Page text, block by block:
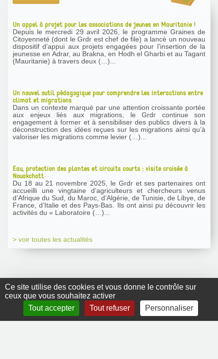
Ce site utilise des cookies et vous donne le contrôle sur
ceux que vous souhaitez activer
Tout accepter
Tout refuser Personnaliser
Un appel à projet pour les associations de jeunes en Mauritanie !
Depuis le mercredi 29 avril 2026, le programme Graines de
Citoyenneté (dont le Grdr est chef de file) a lancé un nouveau
dispositif d’appui aux projets engagées pour l’insertion de la
jeunesse en Adrar, au Brakna, en Hodh el Gharbi et au Tagant
(Mauritanie) à travers deux (…)...
Un nouvel outil pédagogique pour comprendre les interactions entre
climat et migrations
Dans un contexte marqué par une attention croissante portée
aux enjeux liés aux migrations, le Grdr continue son
engagement à former et à sensibiliser des publics divers à la
déconstruction des idées reçues sur les migrations ainsi qu’à
valoriser les migrations comme levier (…)...
Eau, protection des plantes et circuits courts : visite croisée à
Nouakchott
Du 18 au 21 novembre 2025, le Grdr et ses partenaires ont
accueilli une vingtaine d’agriculteurs et chercheurs venus
d’Afrique du Sud, du Maroc, d’Algérie, de Tunisie, de Libye, de
France, d’Italie et des Pays-Bas. Ils ont ainsi pu découvrir les
activités du « Laboratoire (…)...
> voir toutes les actualités
GRDR Copyright
2010 |RSS|Plan du site|Mentions légales|Contact